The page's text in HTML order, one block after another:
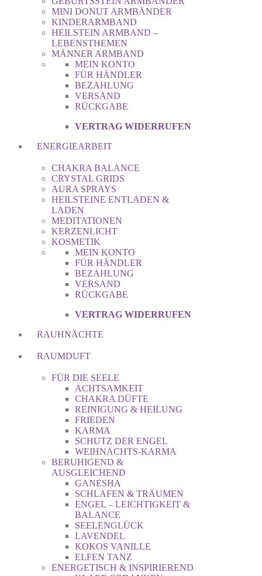
MINI DONUT ARMBÄNDER
KINDERARMBAND
HEILSTEIN ARMBAND –
LEBENSTHEMEN
MÄNNER ARMBAND
MEIN KONTO
FÜR HÄNDLER
BEZAHLUNG
VERSAND
RÜCKGABE
VERTRAG WIDERRUFEN
ENERGIEARBEIT
CHAKRA BALANCE
CRYSTAL GRIDS
AURA SPRAYS
HEILSTEINE ENTLADEN &
LADEN
MEDITATIONEN
KERZENLICHT
KOSMETIK
MEIN KONTO
FÜR HÄNDLER
BEZAHLUNG
VERSAND
RÜCKGABE
VERTRAG WIDERRUFEN
RAUHNÄCHTE
RAUMDUFT
FÜR DIE SEELE
ACHTSAMKEIT
CHAKRA DÜFTE
REINIGUNG & HEILUNG
FRIEDEN
KARMA
SCHUTZ DER ENGEL
WEIHNACHTS-KARMA
BERUHIGEND &
AUSGLEICHEND
GANESHA
SCHLAFEN & TRÄUMEN
ENGEL – LEICHTIGKEIT &
BALANCE
SEELENGLÜCK
LAVENDEL
KOKOS VANILLE
ELFEN TANZ
ENERGETISCH & INSPIRIEREND